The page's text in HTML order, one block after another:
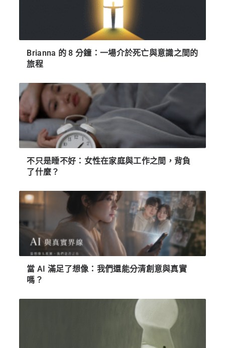
Brianna 的 8 分鐘：一場介於死亡與意識之間的
旅程
不只是睡不好：女性在家庭與工作之間，背負
了什麼？
當 AI 滿足了想像：我們還能分清創意與真實
嗎？